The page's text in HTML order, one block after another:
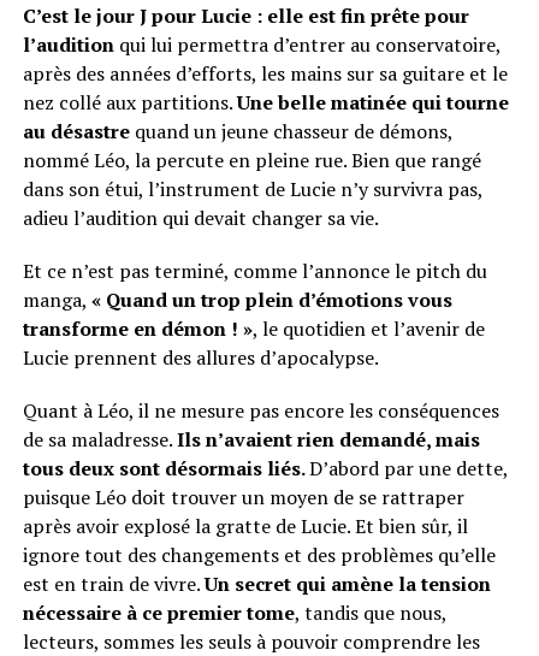
C’est le jour J pour Lucie : elle est fin prête pour
l’audition qui lui permettra d’entrer au conservatoire,
après des années d’efforts, les mains sur sa guitare et le
nez collé aux partitions.Une belle matinée qui tourne
au désastrequand un jeune chasseur de démons,
nommé Léo, la percute en pleine rue. Bien que rangé
dans son étui, l’instrument de Lucie n’y survivra pas,
adieu l’audition qui devait changer sa vie.
Et ce n’est pas terminé, comme l’annonce le pitch du
manga, « Quand un trop plein d’émotions vous
transforme en démon ! », le quotidien et l’avenir de
Lucie prennent des allures d’apocalypse.
Quant à Léo, il ne mesure pas encore les conséquences
de sa maladresse.Ils n’avaient rien demandé, mais
tous deux sont désormais liés.D’abord par une dette,
puisque Léo doit trouver un moyen de se rattraper
après avoir explosé la gratte de Lucie. Et bien sûr, il
ignore tout des changements et des problèmes qu’elle
est en train de vivre.Un secret qui amène la tension
nécessaire à ce premier tome, tandis que nous,
lecteurs, sommes les seuls à pouvoir comprendre les